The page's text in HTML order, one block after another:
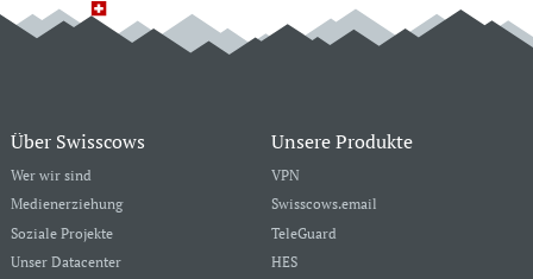
Über Swisscows
Wer wir sind
Medienerziehung
Soziale Projekte
Unser Datacenter
Unsere Produkte
VPN
Swisscows.email
TeleGuard
HES